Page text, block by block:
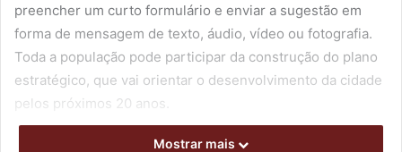
preencher um curto formulário e enviar a sugestão em
forma de mensagem de texto, áudio, vídeo ou fotografia.
Toda a população pode participar da construção do plano
estratégico, que vai orientar o desenvolvimento da cidade
pelos próximos 20 anos.
Mostrar mais